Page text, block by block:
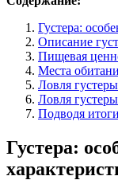
Густера:
Описание
Пищевая
Места
Ловля густеры
Ловля
Подводя итоги
Густера: